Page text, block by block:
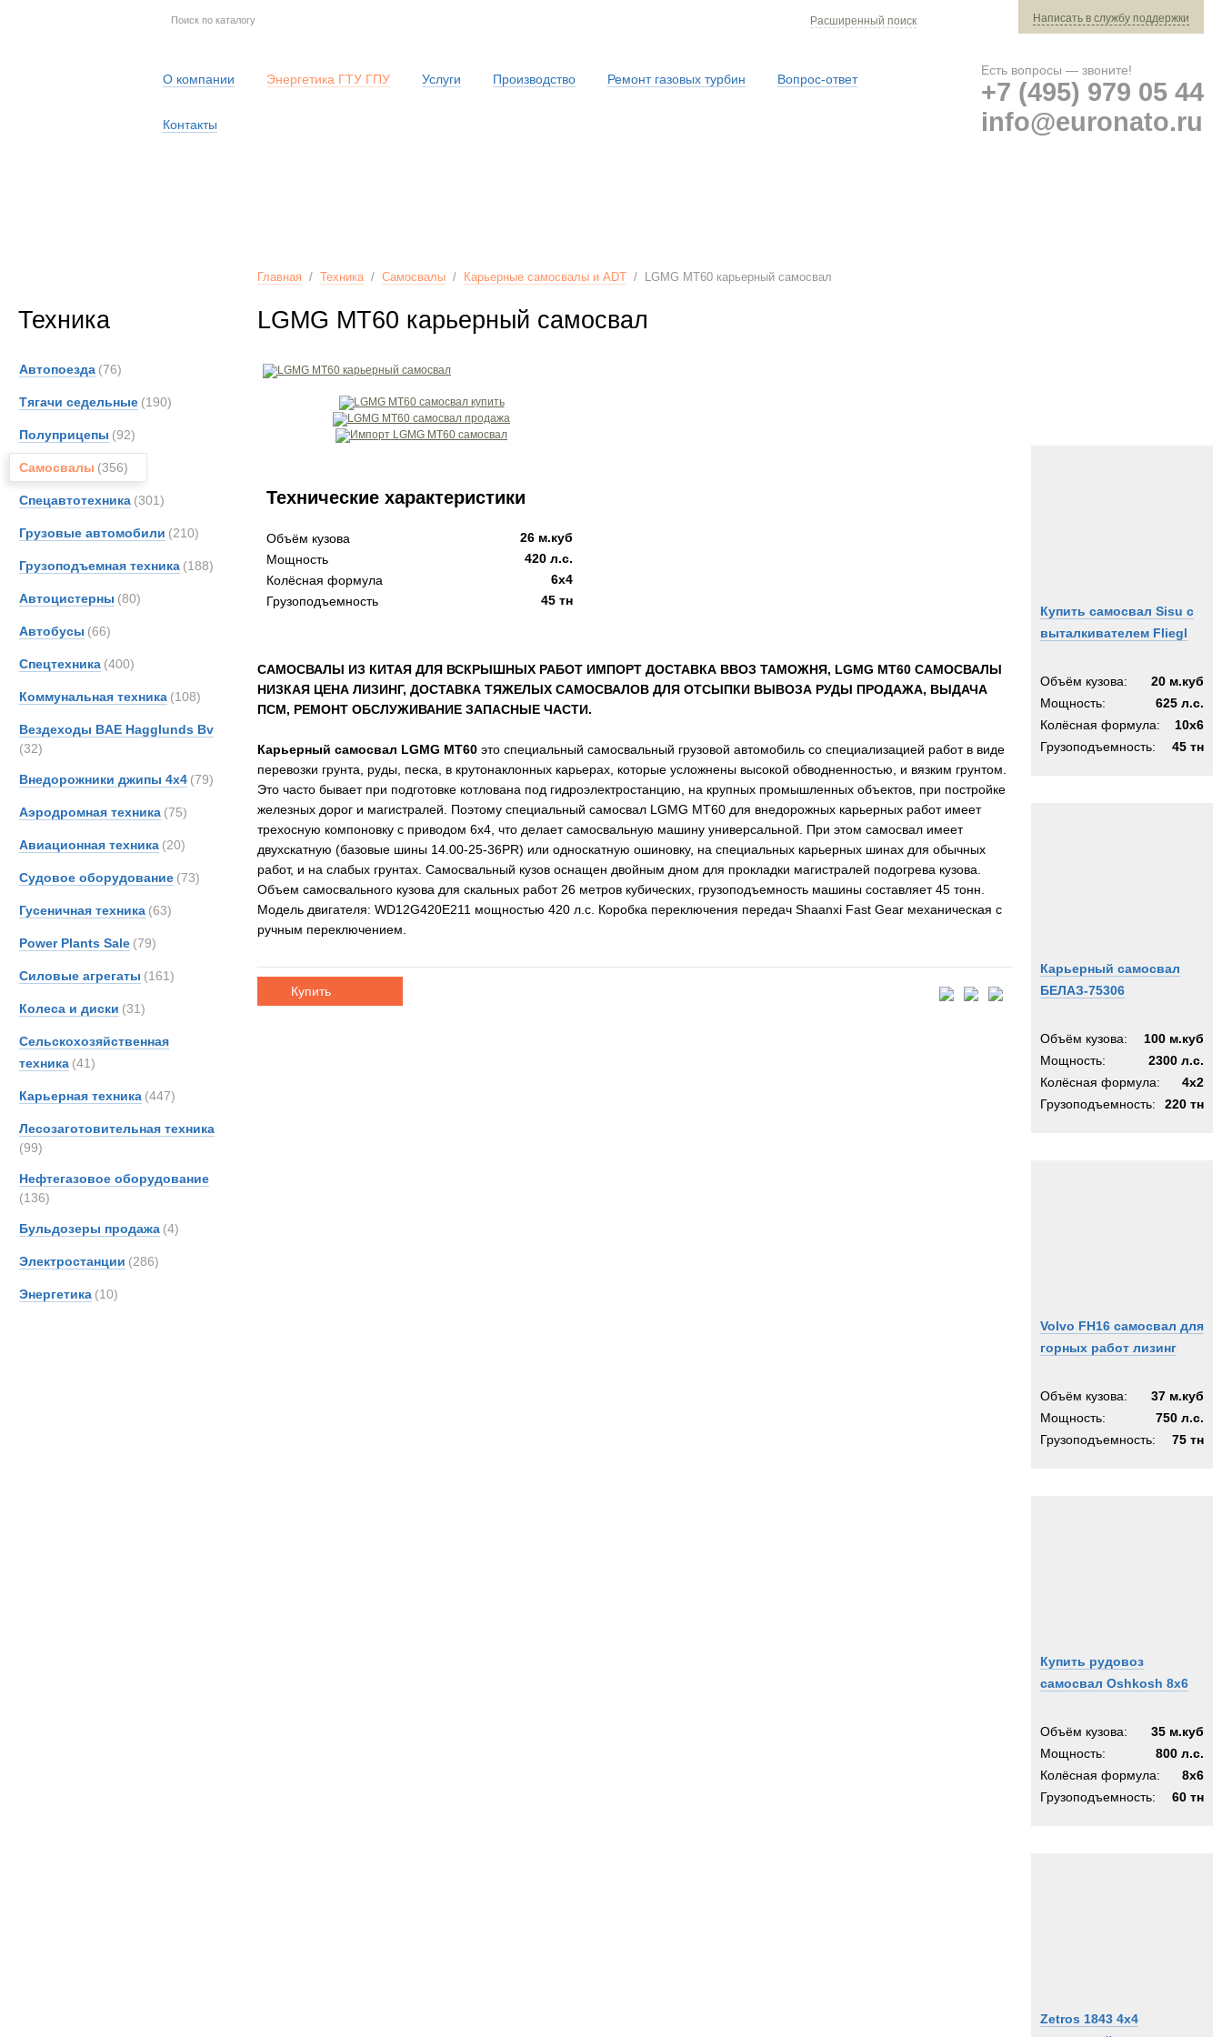
Расширенный поиск Написать в службу поддержки
О компании Энергетика ГТУ ГПУ Услуги Производство Ремонт газовых турбин Вопрос-ответ
Контакты
Есть вопросы — звоните!
+7 (495) 979 05 44
info@euronato.ru
Техника
Автопоезда (76)
Тягачи седельные (190)
Полуприцепы (92)
Самосвалы (356)
Спецавтотехника (301)
Грузовые автомобили (210)
Грузоподъемная техника (188)
Автоцистерны (80)
Автобусы (66)
Спецтехника (400)
Коммунальная техника (108)
Вездеходы BAE Hagglunds Bv
(32)
Внедорожники джипы 4х4 (79)
Аэродромная техника (75)
Авиационная техника (20)
Судовое оборудование (73)
Гусеничная техника (63)
Power Plants Sale (79)
Силовые агрегаты (161)
Колеса и диски (31)
Сельскохозяйственная
техника (41)
Карьерная техника (447)
Лесозаготовительная техника
(99)
Нефтегазовое оборудование
(136)
Бульдозеры продажа (4)
Электростанции (286)
Энергетика (10)
Главная / Техника/ Самосвалы / Карьерные самосвалы и ADT / LGMG MT60 карьерный самосвал
LGMG MT60 карьерный самосвал
Купить самосвал Sisu с
выталкивателем Fliegl
Объём кузова:
20 м.куб
Мощность:
625 л.с.
Колёсная формула:
10x6
Грузоподъемность:
45 тн
Карьерный самосвал
БЕЛАЗ-75306
Объём кузова:
100 м.куб
Мощность:
2300 л.с.
Колёсная формула:
4х2
Грузоподъемность:
220 тн
Volvo FH16 самосвал для
горных работ лизинг
Объём кузова:
37 м.куб
Мощность:
750 л.с.
Грузоподъемность:
75 тн
Купить рудовоз
самосвал Oshkosh 8x6
Объём кузова:
35 м.куб
Мощность:
800 л.с.
Колёсная формула:
8x6
Грузоподъемность:
60 тн
Zetros 1843 4x4
Технические характеристики
Объём кузова
26 м.куб
Мощность
420 л.с.
Колёсная формула
6x4
Грузоподъемность
45 тн
САМОСВАЛЫ ИЗ КИТАЯ ДЛЯ ВСКРЫШНЫХ РАБОТ ИМПОРТ ДОСТАВКА ВВОЗ ТАМОЖНЯ, LGMG MT60 САМОСВАЛЫ
НИЗКАЯ ЦЕНА ЛИЗИНГ, ДОСТАВКА ТЯЖЕЛЫХ САМОСВАЛОВ ДЛЯ ОТСЫПКИ ВЫВОЗА РУДЫ ПРОДАЖА, ВЫДАЧА
ПСМ, РЕМОНТ ОБСЛУЖИВАНИЕ ЗАПАСНЫЕ ЧАСТИ.
Карьерный самосвал LGMG MT60 это специальный самосвальный грузовой автомобиль со специализацией работ в виде
перевозки грунта, руды, песка, в крутонаклонных карьерах, которые усложнены высокой обводненностью, и вязким грунтом.
Это часто бывает при подготовке котлована под гидроэлектростанцию, на крупных промышленных объектов, при постройке
железных дорог и магистралей. Поэтому специальный самосвал LGMG MT60 для внедорожных карьерных работ имеет
трехосную компоновку с приводом 6х4, что делает самосвальную машину универсальной. При этом самосвал имеет
двухскатную (базовые шины 14.00-25-36PR) или односкатную ошиновку, на специальных карьерных шинах для обычных
работ, и на слабых грунтах. Самосвальный кузов оснащен двойным дном для прокладки магистралей подогрева кузова.
Объем самосвального кузова для скальных работ 26 метров кубических, грузоподъемность машины составляет 45 тонн.
Модель двигателя: WD12G420E211 мощностью 420 л.с. Коробка переключения передач Shaanxi Fast Gear механическая с
ручным переключением.
Купить